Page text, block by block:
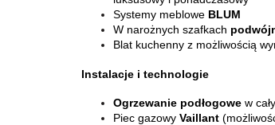
Systemy meblowe BLUM
W narożnych szafkach
Blat kuchenny z możliwością
Instalacje i technologie
Ogrzewanie podłogowe w
Piec gazowy Vaillant